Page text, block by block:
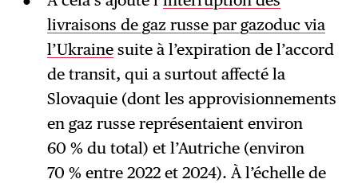
livraisons de gaz russe par gazoduc via
l’Ukrainesuite à l’expiration de l’accord
de transit, qui a surtout affecté la
Slovaquie (dont les approvisionnements
en gaz russe représentaient environ
60 % du total) et l’Autriche (environ
70 % entre 2022 et 2024). À l’échelle de